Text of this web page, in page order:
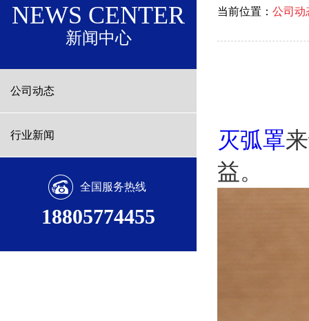
NEWS CENTER
新闻中心
公司动态
行业新闻
全国服务热线
18805774455
当前位置： 公司动
灭弧罩
益。